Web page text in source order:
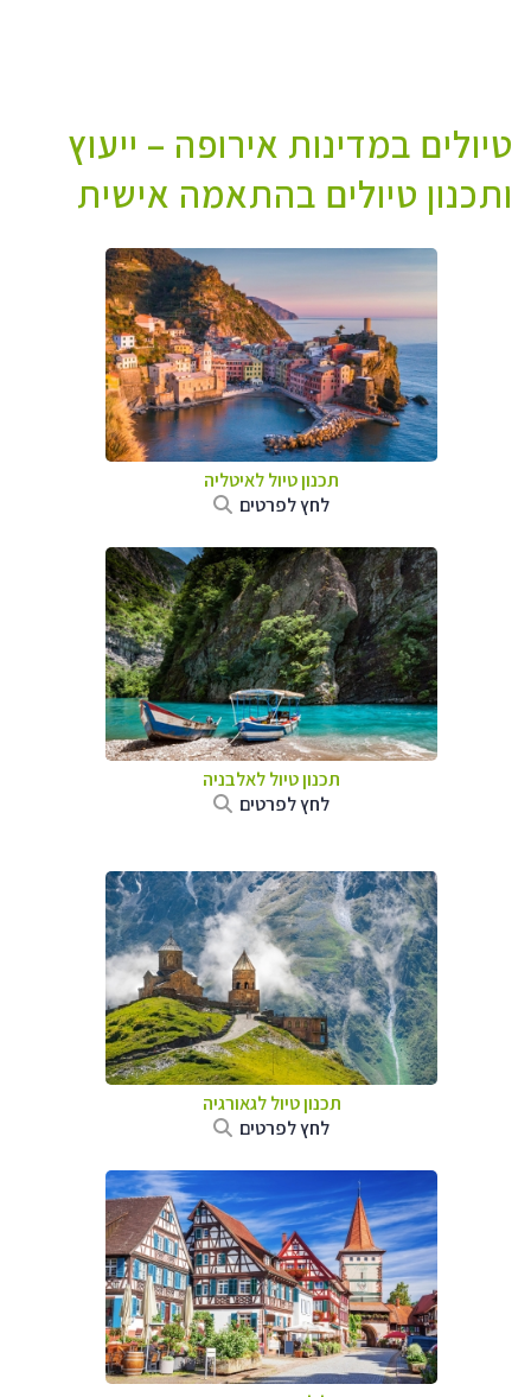
טיולים במדינות אירופה – ייעוץ
ותכנון טיולים בהתאמה אישית
תכנון טיול לאיטליה
לחץ לפרטים
תכנון טיול לאלבניה
לחץ לפרטים
תכנון טיול לגאורגיה
לחץ לפרטים